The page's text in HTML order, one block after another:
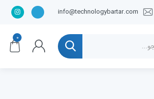
info@technologybartar.com
۰